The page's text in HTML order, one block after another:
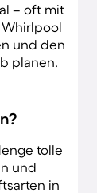
– oft mit
und den
planen.
tolle
und
in